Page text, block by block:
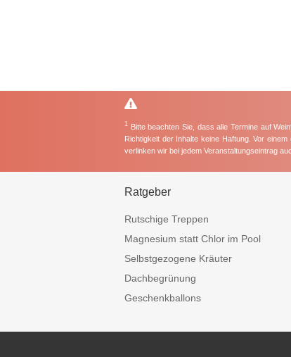
1 Bitte beachten Sie, dass alle Termine auf
Richtigkeit der Inhalte keine Haftung. Vor
verlinken wir bei jedem Veranstaltungseintrag
Ratgeber
Rutschige Treppen
Magnesium statt Chlor im Pool
Selbstgezogene Kräuter
Dachbegrünung
Geschenkballons